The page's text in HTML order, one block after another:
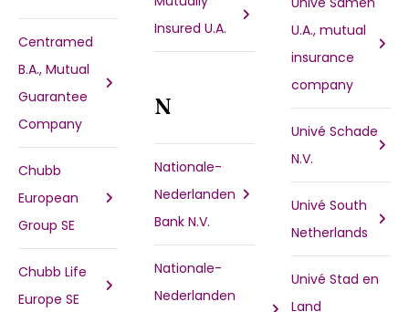
Centramed
B.A., Mutual
Guarantee
Company
Chubb
European
Group SE
Chubb Life
Europe SE
Insured U.A.
N
Nationale-
Nederlanden
Bank N.V.
Nationale-
Nederlanden
U.A., mutual
insurance
company
Univé Schade
N.V.
Univé South
Netherlands
Univé Stad en
Land